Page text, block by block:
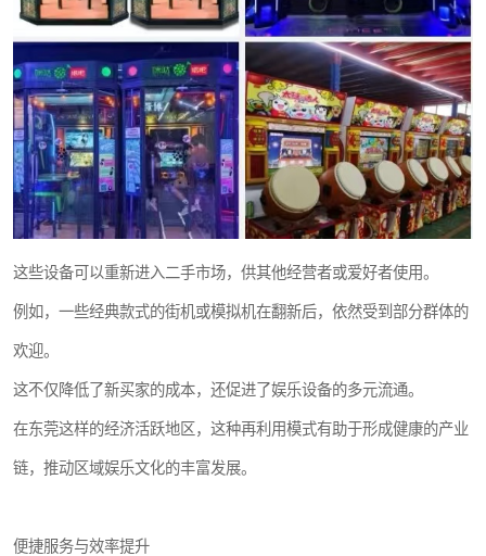
这些设备可以重新进入二手市场，供其他经营者或爱好者使用。
例如，一些经典款式的街机或模拟机在翻新后，依然受到部分群体的
欢迎。
这不仅降低了新买家的成本，还促进了娱乐设备的多元流通。
在东莞这样的经济活跃地区，这种再利用模式有助于形成健康的产业
链，推动区域娱乐文化的丰富发展。
便捷服务与效率提升